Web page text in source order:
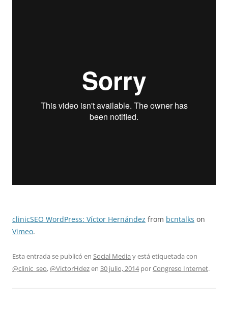
clinicSEO WordPress: Víctor Hernández from bcntalks on
Vimeo.
Esta entrada se publicó en Social Media y está etiquetada con
@clinic_seo,@VictorHdezen 30 julio, 2014porCongreso Internet.